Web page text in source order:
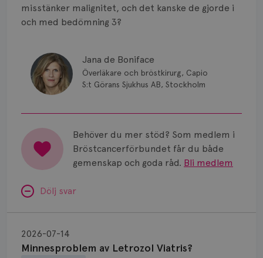
misstänker malignitet, och det kanske de gjorde i
och med bedömning 3?
Jana de Boniface
Överläkare och bröstkirurg, Capio
S:t Görans Sjukhus AB, Stockholm
Behöver du mer stöd? Som medlem i
Bröstcancerförbundet får du både
gemenskap och goda råd. Bli medlem
Dölj svar
Minnesproblem av Letrozol Viatris?
2026-07-14
Letrozol
Prognos
Spridd bröstcancer
Vätska